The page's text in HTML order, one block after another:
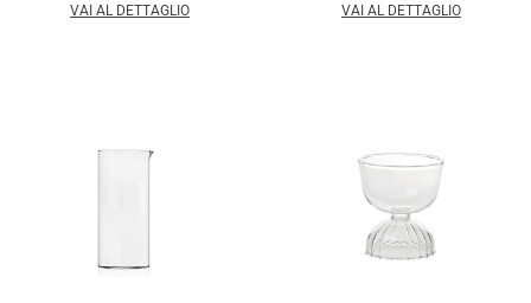
VAI AL DETTAGLIO VAI AL DETTAGLIO